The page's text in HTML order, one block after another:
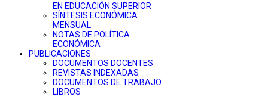
EN EDUCACIÓN SUPERIOR
SÍNTESIS ECONÓMICA
MENSUAL
NOTAS DE POLÍTICA
ECONÓMICA
PUBLICACIONES
DOCUMENTOS DOCENTES
REVISTAS INDEXADAS
DOCUMENTOS DE TRABAJO
LIBROS